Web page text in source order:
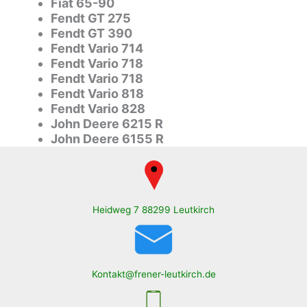
Fendt GT 275
Fendt GT 390
Fendt Vario 714
Fendt Vario 718
Fendt Vario 718
Fendt Vario 818
Fendt Vario 828
John Deere 6215 R
John Deere 6155 R
Heidweg 7 88299 Leutkirch
Kontakt@frener-leutkirch.de